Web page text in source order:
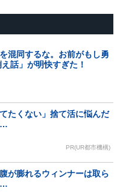
混同するな。お前がもし勇
話」が明快すぎた！
たくない」捨て活に悩んだ
…
PR(UR都市機構)
が膨れるウィンナーは取ら
…